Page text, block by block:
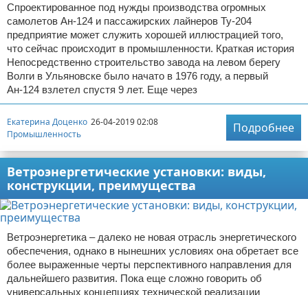
Спроектированное под нужды производства огромных
самолетов Ан-124 и пассажирских лайнеров Ту-204
предприятие может служить хорошей иллюстрацией того,
что сейчас происходит в промышленности. Краткая история
Непосредственно строительство завода на левом берегу
Волги в Ульяновске было начато в 1976 году, а первый
Ан-124 взлетел спустя 9 лет. Еще через
Екатерина Доценко 26-04-2019 02:08
Промышленность
Подробнее
Ветроэнергетические установки: виды,
конструкции, преимущества
Ветроэнергетика – далеко не новая отрасль энергетического
обеспечения, однако в нынешних условиях она обретает все
более выраженные черты перспективного направления для
дальнейшего развития. Пока еще сложно говорить об
универсальных концепциях технической реализации